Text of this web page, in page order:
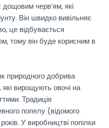
черв’ям, які
Він швидко вивільняє
це відбувається
тому він буде корисним в
природного добрива
які вирощують овочі на
Традиція
попелу (відомого
У виробництві попілки